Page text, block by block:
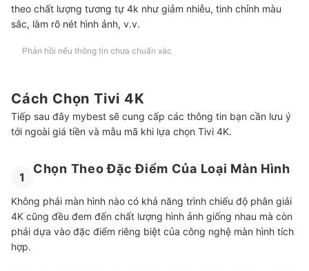
theo chất lượng tương tự 4k như giảm nhiễu, tinh chỉnh màu
sắc, làm rõ nét hình ảnh, v.v.
Phản hồi nếu thông tin chưa chuẩn xác
Cách Chọn Tivi 4K
Tiếp sau đây mybest sẽ cung cấp các thông tin bạn cần lưu ý
tới ngoài giá tiền và mẫu mã khi lựa chọn Tivi 4K.
1
Chọn Theo Đặc Điểm Của Loại Màn Hình
Không phải màn hình nào có khả năng trình chiếu độ phân giải
4K cũng đều đem đến chất lượng hình ảnh giống nhau mà còn
phải dựa vào đặc điểm riêng biệt của công nghệ màn hình tích
hợp.